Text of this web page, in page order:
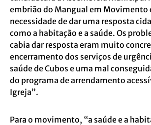
embrião do Mangual em Movimento
necessidade de dar uma resposta
como a habitação e a saúde. Os
cabia dar resposta eram muito
encerramento dos serviços de
saúde de Cubos e uma mal
do programa de arrendamento
Igreja”.
Para o movimento, “a saúde e a